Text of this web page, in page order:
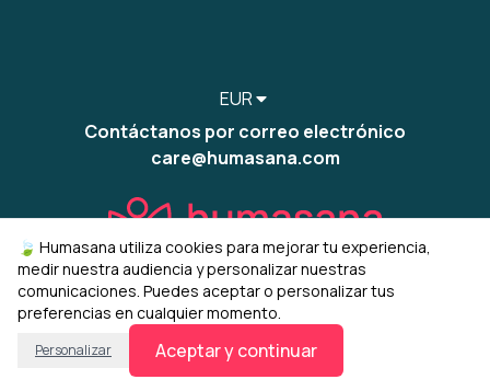
EUR
Contáctanos por correo electrónico
care@humasana.com
© 2022-2026 humasana Gestionar mis cookies
🍃 Humasana utiliza cookies para mejorar tu experiencia,
medir nuestra audiencia y personalizar nuestras
comunicaciones. Puedes aceptar o personalizar tus
preferencias en cualquier momento.
Personalizar Aceptar y continuar